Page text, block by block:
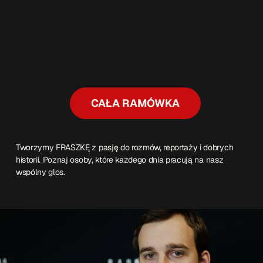
CAŁA RAMÓWKA
Tworzymy FRASZKĘ z pasję do rozmów, reportaży i dobrych
historii. Poznaj osoby, które każdego dnia pracują na nasz
wspólny glos.